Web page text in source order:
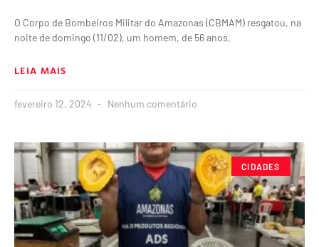
O Corpo de Bombeiros Militar do Amazonas (CBMAM) resgatou, na
noite de domingo (11/02), um homem, de 56 anos,
LEIA MAIS
fevereiro 12, 2024 Nenhum comentário
CIDADES